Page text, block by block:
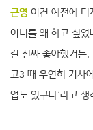
근영 이건 예전에 디
이너를 왜 하고 싶
걸 진짜 좋아했거든
고3 때 우연히 기사
업도 있구나’라고 생